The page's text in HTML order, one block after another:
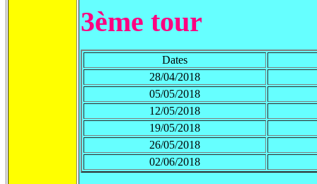
3ème tour
Dates
28/04/2018
05/05/2018
12/05/2018
19/05/2018
26/05/2018
02/06/2018